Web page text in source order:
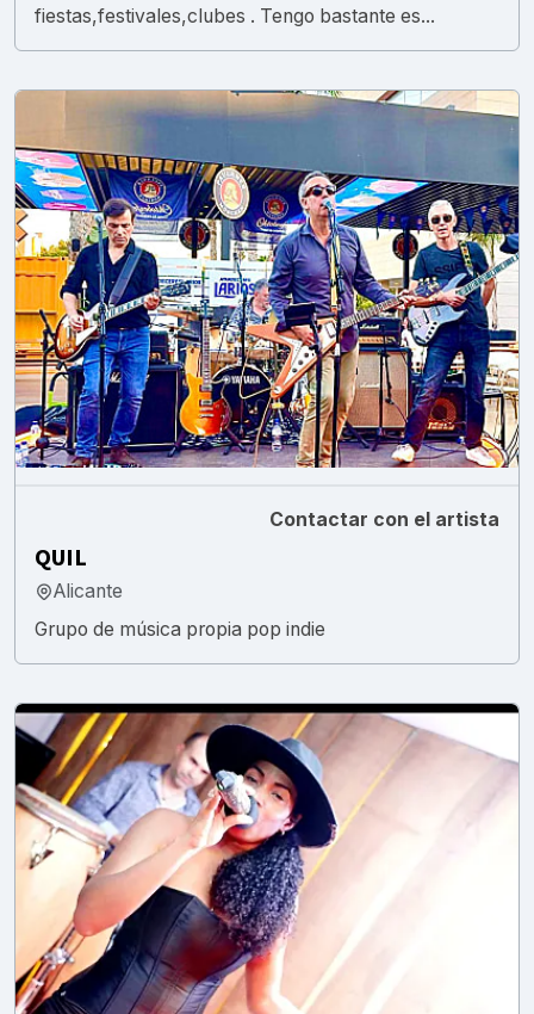
fiestas,festivales,clubes . Tengo bastante es...
Contactar con el artista
QUIL
Alicante
Grupo de música propia pop indie